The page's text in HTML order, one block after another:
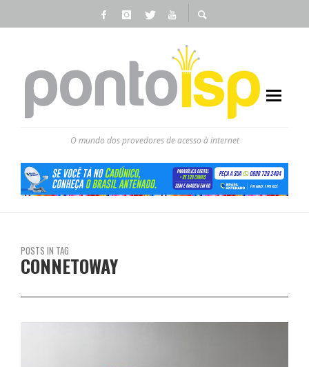
O mundo dos provedores de acesso à internet
POSTS IN TAG
CONNETOWAY